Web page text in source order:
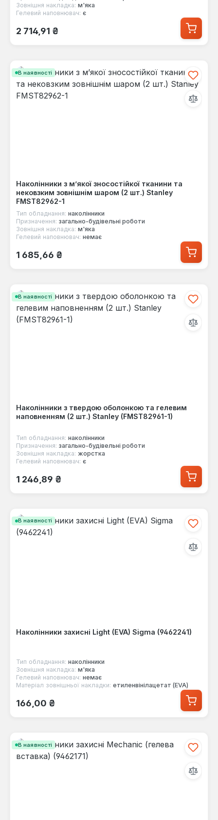
Зовнішня накладка: м'яка
Гелевий наповнювач: є
Звичайна ціна:
2 714,91 ₴
В наявності
Наколінники з м’якої зносостійкої тканини та
нековзким зовнішнім шаром (2 шт.) Stanley
FMST82962-1
Тип обладнання: наколінники
Призначення: загально-будівельні роботи
Зовнішня накладка: м'яка
Гелевий наповнювач: немає
Звичайна ціна:
1 685,66 ₴
В наявності
Наколінники з твердою оболонкою та гелевим
наповненням (2 шт.) Stanley (FMST82961-1)
Тип обладнання: наколінники
Призначення: загально-будівельні роботи
Зовнішня накладка: жорстка
Гелевий наповнювач: є
Звичайна ціна:
1 246,89 ₴
В наявності
Наколінники захисні Light (EVA) Sigma (9462241)
Тип обладнання: наколінники
Зовнішня накладка: м'яка
Гелевий наповнювач: немає
Матеріал зовнішньої накладки: етиленвінілацетат (EVA)
Звичайна ціна:
166,00 ₴
В наявності